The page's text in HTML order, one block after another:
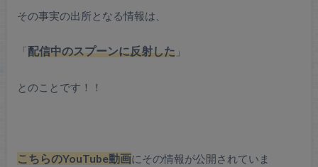
その事実の出所となる情報は、
「配信中のスプーンに反射した」
とのことです！！
こちらのYouTube動画にその情報が公開されていま